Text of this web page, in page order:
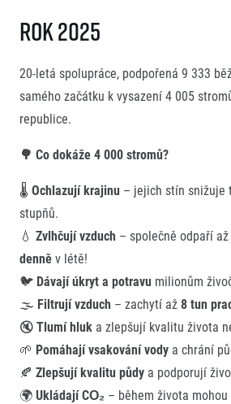
Rok 2025
20-letá spolupráce, podpořená 9 333
samého začátku k vysazení 4 005
republice.
🌳 Co dokáže 4 000 stromů?
🌡️ Ochlazují krajinu – jejich stín snižuje
stupňů.
💧 Zvlhčují vzduch – společně odpaří až
denněv létě!
🐦 Dávají úkryt a potravu milionům
🌫️ Filtrují vzduch – zachytí až8 tun
🔇Tlumí hluk a zlepšují kvalitu života
🌱 Pomáhají vsakování vody a chrání
🍂 Zlepšují kvalitu půdy a podporují
🌍Ukládají CO₂ – během života